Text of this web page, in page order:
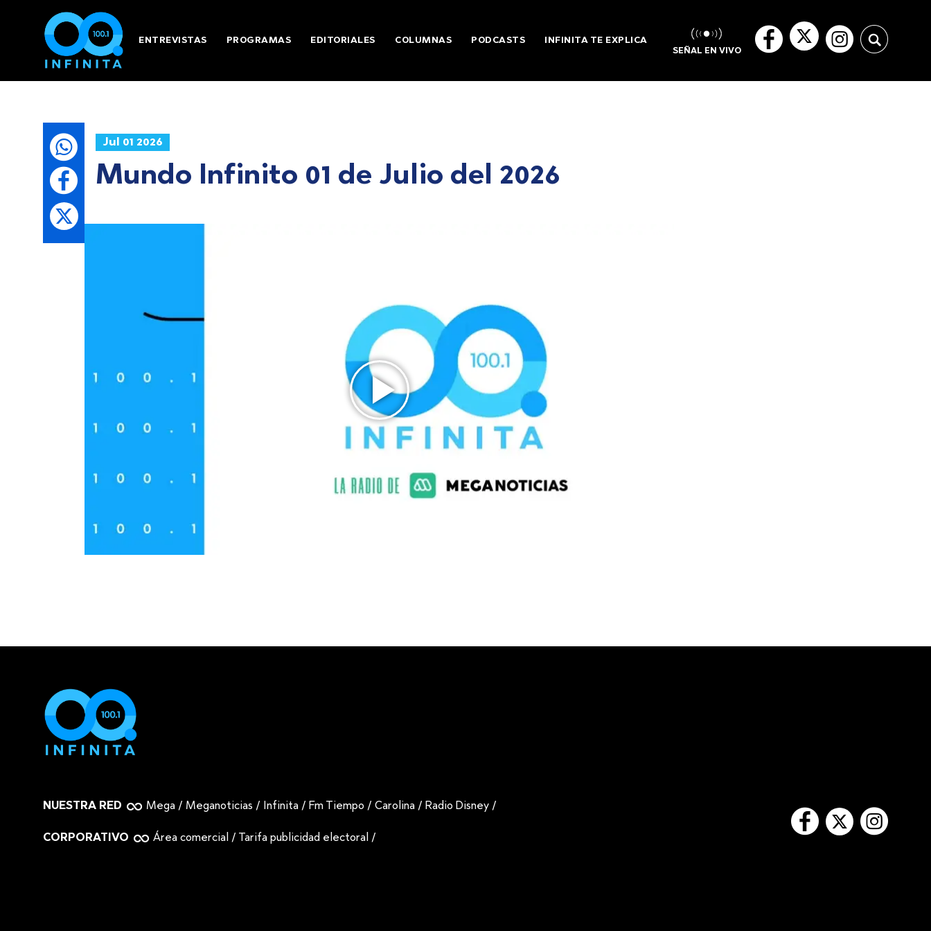
ENTREVISTAS PROGRAMAS EDITORIALES COLUMNAS PODCASTS INFINITA TE EXPLICA
SEÑAL EN VIVO
Jul 01 2026
Mundo Infinito 01 de Julio del 2026
NUESTRA RED Mega / Meganoticias / Infinita / Fm Tiempo /Carolina / Radio Disney /
CORPORATIVO Área comercial / Tarifa publicidad electoral /